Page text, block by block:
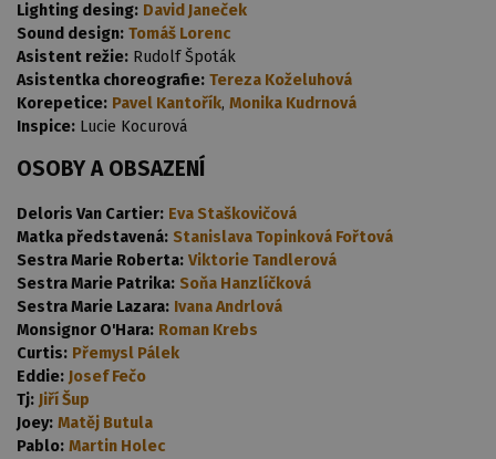
Lighting desing: David Janeček
Sound design: Tomáš Lorenc
Asistent režie: Rudolf Špoták
Asistentka choreografie: Tereza Koželuhová
Korepetice: Pavel Kantořík, Monika Kudrnová
Inspice: Lucie Kocurová
OSOBY A OBSAZENÍ
Deloris Van Cartier: Eva Staškovičová
Matka představená: Stanislava Topinková Fořtová
Sestra Marie Roberta: Viktorie Tandlerová
Sestra Marie Patrika: Soňa Hanzlíčková
Sestra Marie Lazara: Ivana Andrlová
Monsignor O'Hara: Roman Krebs
Curtis: Přemysl Pálek
Eddie: Josef Fečo
Tj: Jiří Šup
Joey: Matěj Butula
Pablo: Martin Holec